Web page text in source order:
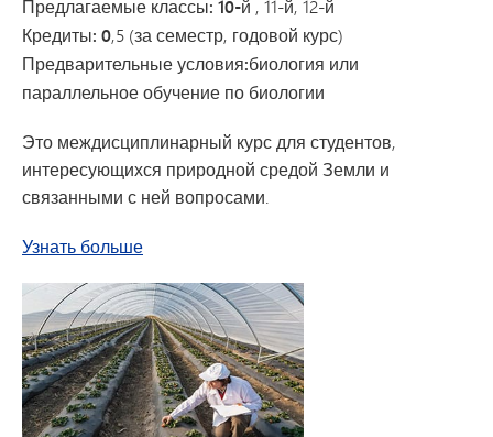
Предлагаемые классы: 10-й , 11-й, 12-й
Кредиты: 0,5 (за семестр, годовой курс)
Предварительные условия:биология или
параллельное обучение по биологии
Это междисциплинарный курс для студентов,
интересующихся природной средой Земли и
связанными с ней вопросами.
Узнать большеоб курсе «Экология» по программе AP